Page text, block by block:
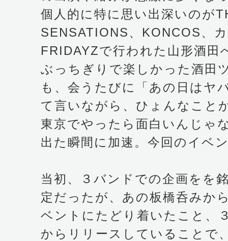
個人的に特に思い出深いのが
SENSATIONS、KONCOS、
FRIDAYZで行われた山形酒田
ぶっちぎりで楽しかった酒田
も、会うたびに「あの日はヤ
て言いながら、ひょんなこと
東京でやったら面白いんじゃ
出た瞬間に加速。今回のイベ
当初、３バンドでの企画をを
定だったが、あの板橋呑みか
ベントにたどり着いたこと、
からリリースしていることで